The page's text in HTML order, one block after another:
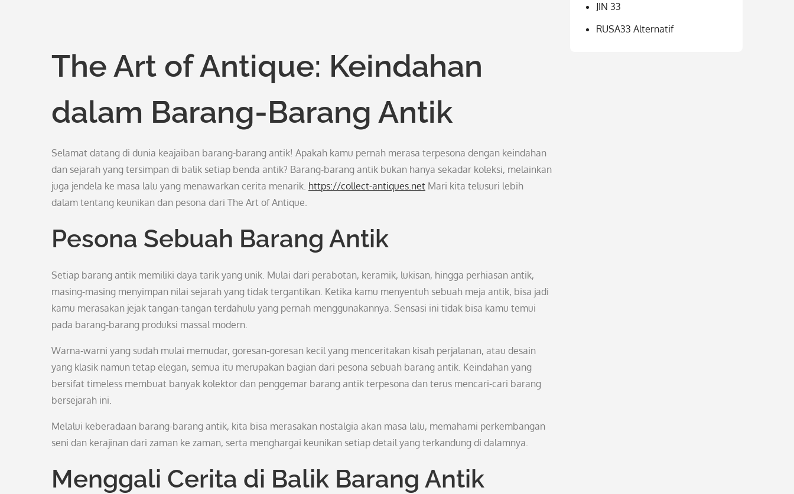
The Art of Antique: Keindahan
dalam Barang-Barang Antik
Selamat datang di dunia keajaiban barang-barang antik! Apakah kamu pernah merasa terpesona dengan keindahan
dan sejarah yang tersimpan di balik setiap benda antik? Barang-barang antik bukan hanya sekadar koleksi, melainkan
juga jendela ke masa lalu yang menawarkan cerita menarik. https://collect-antiques.net Mari kita telusuri lebih
dalam tentang keunikan dan pesona dari The Art of Antique.
Pesona Sebuah Barang Antik
Setiap barang antik memiliki daya tarik yang unik. Mulai dari perabotan, keramik, lukisan, hingga perhiasan antik,
masing-masing menyimpan nilai sejarah yang tidak tergantikan. Ketika kamu menyentuh sebuah meja antik, bisa jadi
kamu merasakan jejak tangan-tangan terdahulu yang pernah menggunakannya. Sensasi ini tidak bisa kamu temui
pada barang-barang produksi massal modern.
Warna-warni yang sudah mulai memudar, goresan-goresan kecil yang menceritakan kisah perjalanan, atau desain
yang klasik namun tetap elegan, semua itu merupakan bagian dari pesona sebuah barang antik. Keindahan yang
bersifat timeless membuat banyak kolektor dan penggemar barang antik terpesona dan terus mencari-cari barang
bersejarah ini.
Melalui keberadaan barang-barang antik, kita bisa merasakan nostalgia akan masa lalu, memahami perkembangan
seni dan kerajinan dari zaman ke zaman, serta menghargai keunikan setiap detail yang terkandung di dalamnya.
Menggali Cerita di Balik Barang Antik
JIN 33
RUSA33 Alternatif